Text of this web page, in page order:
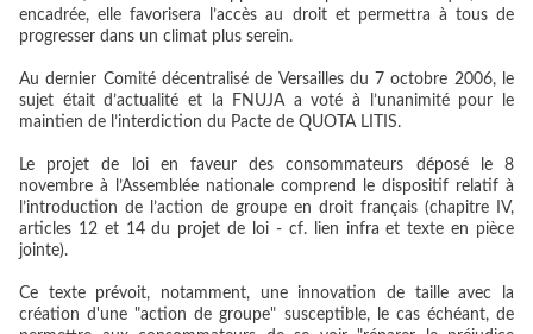
encadrée, elle favorisera l’accès au droit et permettra à tous de
progresser dans un climat plus serein.
Au dernier Comité décentralisé de Versailles du 7 octobre 2006, le
sujet était d’actualité et la FNUJA a voté à l’unanimité pour le
maintien de l’interdiction du Pacte de QUOTA LITIS.
Le projet de loi en faveur des consommateurs déposé le 8
novembre à l’Assemblée nationale comprend le dispositif relatif à
l’introduction de l’action de groupe en droit français (chapitre IV,
articles 12 et 14 du projet de loi - cf. lien infra et texte en pièce
jointe).
Ce texte prévoit, notamment, une innovation de taille avec la
création d'une "action de groupe" susceptible, le cas échéant, de